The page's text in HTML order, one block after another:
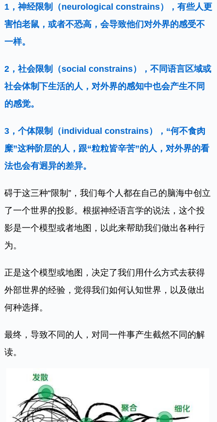
1，神经限制（neurological constrains），有些人更
害怕老鼠，或者不恐高，会导致他们对外界的感受不
一样。
2，社会限制（social constrains），不同语言区域或
社会体制下生活的人，对外界的感知中也会产生不同
的感觉。
3，个体限制（individual constrains），“何不食肉
糜”这种阶层的人，跟“粒粒皆辛苦”的人，对外界的看
法也会有迥异的差异。
碍于这三种“限制”，我们每个人都在自己的脑海中创立
了一个世界的投影。根据神经语言学的说法，这个投
影是一个模型或者地图，以此来帮助我们做出各种行
为。
正是这个模型或地图，决定了我们用什么方式去获得
外部世界的经验，觉得我们如何认知世界，以及做出
何种选择。
最终，导致不同的人，对同一件事产生截然不同的解
读。